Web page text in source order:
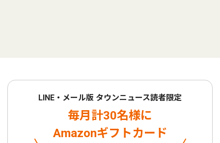
LINE・メール版 タウンニュース読者限定
毎月計30名様に
Amazonギフトカード